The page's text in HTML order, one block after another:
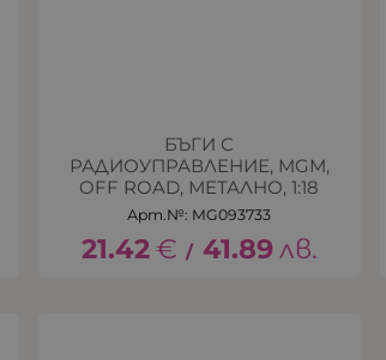
БЪГИ С
РАДИОУПРАВЛЕНИЕ, MGM,
OFF ROAD, МЕТАЛНО, 1:18
Арт.№: MG093733
21.42€ / 41.89лв.